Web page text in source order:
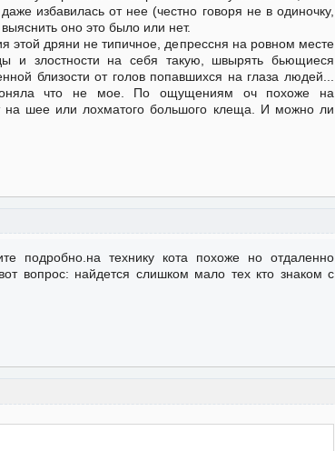
избавилась от нее (честно говоря не в одиночку,
оно это было или нет.
этой дряни не типичное, депрессня на ровном месте
и злостности на себя такую, швырять бьющиеся
близости от голов попавшихся на глаза людей...
что не мое. По ощущениям оч похоже на
на шее или лохматого большого клеща. И можно ли
подробно.на технику кота похоже но отдаленно
вопрос: найдется слишком мало тех кто знаком с